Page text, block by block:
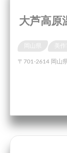
大芦高原
美作
〒701-2614 岡山